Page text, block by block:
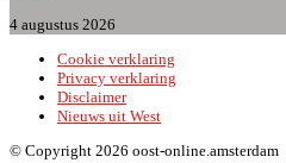
4 augustus 2026
Cookie verklaring
Privacy verklaring
Disclaimer
Nieuws uit West
© Copyright 2026 oost-online.amsterdam